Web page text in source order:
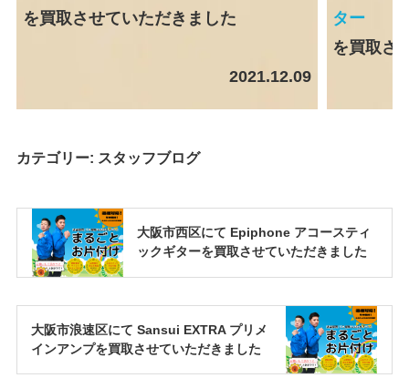
を買取させていただきました
2021.12.09
ター
を買取さ
カテゴリー: スタッフブログ
大阪市西区にて Epiphone アコースティ
ックギターを買取させていただきました
大阪市浪速区にて Sansui EXTRA プリメ
インアンプを買取させていただきました